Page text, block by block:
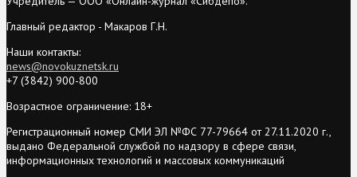
Главный редактор - Макаров Г.Н.
Наши контакты:
news@novokuznetsk.ru
+7 (3842) 900-800
Возрастное ограничение: 18+
Регистрационный номер СМИ ЭЛ №ФС 77-79664 от 27.11.2020 г.,
выдано Федеральной службой по надзору в сфере связи,
информационных технологий и массовых коммуникаций